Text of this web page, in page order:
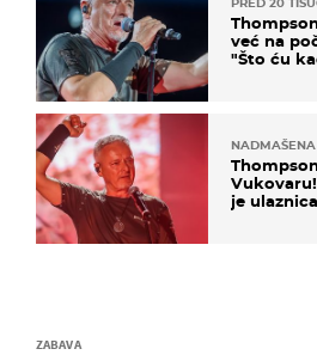
već na
"Što ću
je
ZABAVA